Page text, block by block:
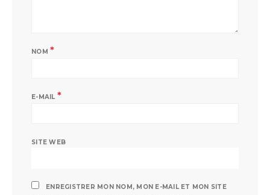
NOM *
E-MAIL *
SITE WEB
ENREGISTRER MON NOM, MON E-MAIL ET MON SITE